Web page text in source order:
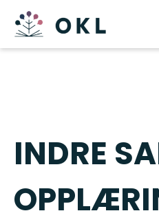
INDRE